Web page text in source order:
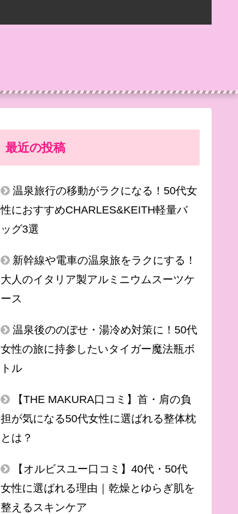
最近の投稿
温泉旅行の移動がラクになる！50代女
性におすすめCHARLES&KEITH軽量バ
ッグ3選
新幹線や電車の温泉旅をラクにする！
大人のイタリア製アルミニウムスーツケ
ース
温泉後ののぼせ・湯冷め対策に！50代
女性の旅に持参したいタイガー魔法瓶ボ
トル
【THE MAKURA口コミ】首・肩の負
担が気になる50代女性に選ばれる整体枕
とは？
【オルビスユー口コミ】40代・50代
女性に選ばれる理由｜乾燥とゆらぎ肌を
整えるスキンケア